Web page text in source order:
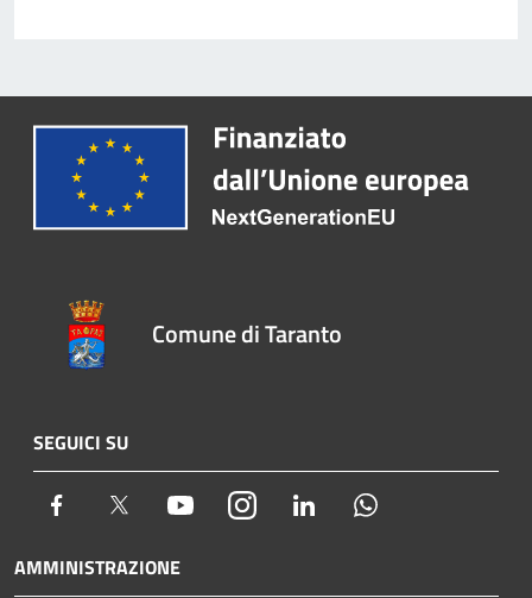
Comune di Taranto
SEGUICI SU
Facebook Twitter YoutubeInstagram LinkedIn
AMMINISTRAZIONE